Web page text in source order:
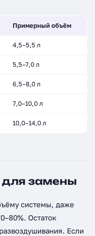
Примерный объём
4,5–5,5 л
5,5–7,0 л
6,5–8,0 л
7,0–10,0 л
10,0–14,0 л
для замены
системы, даже
Остаток
Если